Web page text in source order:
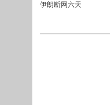
伊朗断网六天